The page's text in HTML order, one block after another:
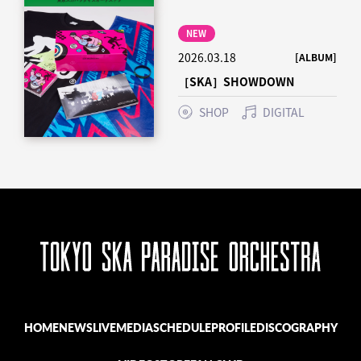
NEW
2026.03.18 [ALBUM]
［SKA］SHOWDOWN
SHOP
DIGITAL
HOMENEWSLIVEMEDIASCHEDULEPROFILEDISCOGRAPHY